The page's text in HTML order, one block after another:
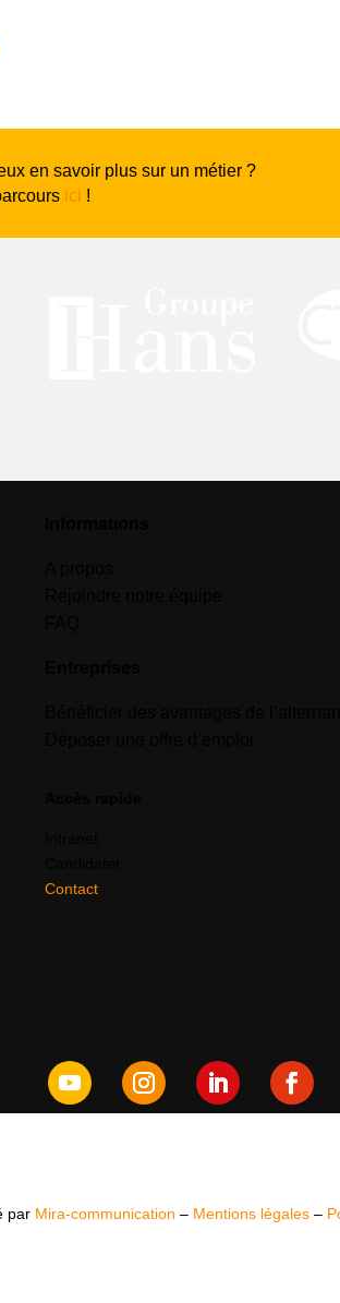
en savoir plus sur un métier ?
ici !
Contact
par Mira-communication – Mentions légales –